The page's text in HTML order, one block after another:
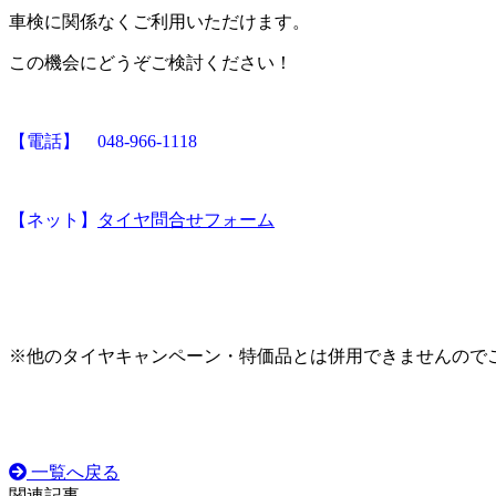
車検に関係なくご利用いただけます。
この機会にどうぞご検討ください！
【電話】 048-966-1118
【ネット】 タイヤ問合せフォーム
※他のタイヤキャンペーン・特価品とは併用できませんので
一覧へ戻る